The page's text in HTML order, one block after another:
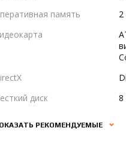
память
2
диск
8
РЕКОМЕНДУЕМЫЕ